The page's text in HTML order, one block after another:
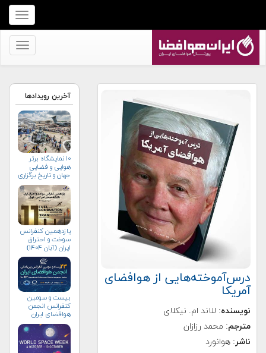
برای
نمایش
منو
برای
کنید
درس‌آموخته‌هایی از هوافضای
آمریکا
نویسنده: للاند ام. نیکلای
مترجم: محمد رزازان
ناشر: هوانورد
آخرین رویدادها
۱۰ نمایشگاه برتر
هوایی و فضایی
جهان و تاریخ برگزاری
آن‌ها
یازدهمین کنفرانس
سوخت و احتراق
ایران (آبان‌ ۱۴۰۴)
بیست و سومین
کنفرانس انجمن
هوافضای ايران